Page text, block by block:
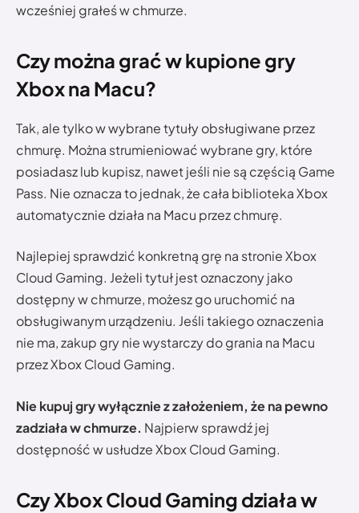
wcześniej grałeś w chmurze.
Czy można grać w kupione gry
Xbox na Macu?
Tak, ale tylko w wybrane tytuły obsługiwane przez
chmurę. Można strumieniować wybrane gry, które
posiadasz lub kupisz, nawet jeśli nie są częścią Game
Pass. Nie oznacza to jednak, że cała biblioteka Xbox
automatycznie działa na Macu przez chmurę.
Najlepiej sprawdzić konkretną grę na stronie Xbox
Cloud Gaming. Jeżeli tytuł jest oznaczony jako
dostępny w chmurze, możesz go uruchomić na
obsługiwanym urządzeniu. Jeśli takiego oznaczenia
nie ma, zakup gry nie wystarczy do grania na Macu
przez Xbox Cloud Gaming.
Nie kupuj gry wyłącznie z założeniem, że na pewno
zadziała w chmurze. Najpierw sprawdź jej
dostępność w usłudze Xbox Cloud Gaming.
Czy Xbox Cloud Gaming działa w